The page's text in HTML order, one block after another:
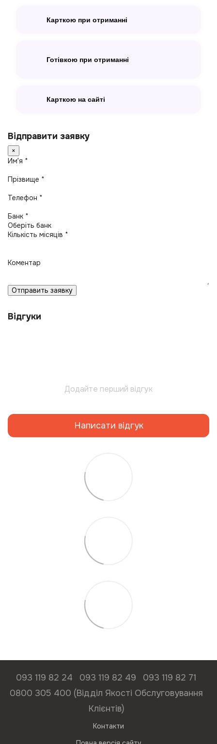
Карткою при отриманні
Готівкою при отриманні
Карткою на сайті
Відправити заявку
×
Имʼя *
Прізвище *
Телефон *
Банк *
Кількість місяців *
Коментар
Отправить заявку
Відгуки
Додайте перший відгук
Написати відгук
093 119 82 24 093 119 82 49
093 119 82 71
0800 305 400 (Відділ Якості Обслуговування
Клієнтів)
Контакти